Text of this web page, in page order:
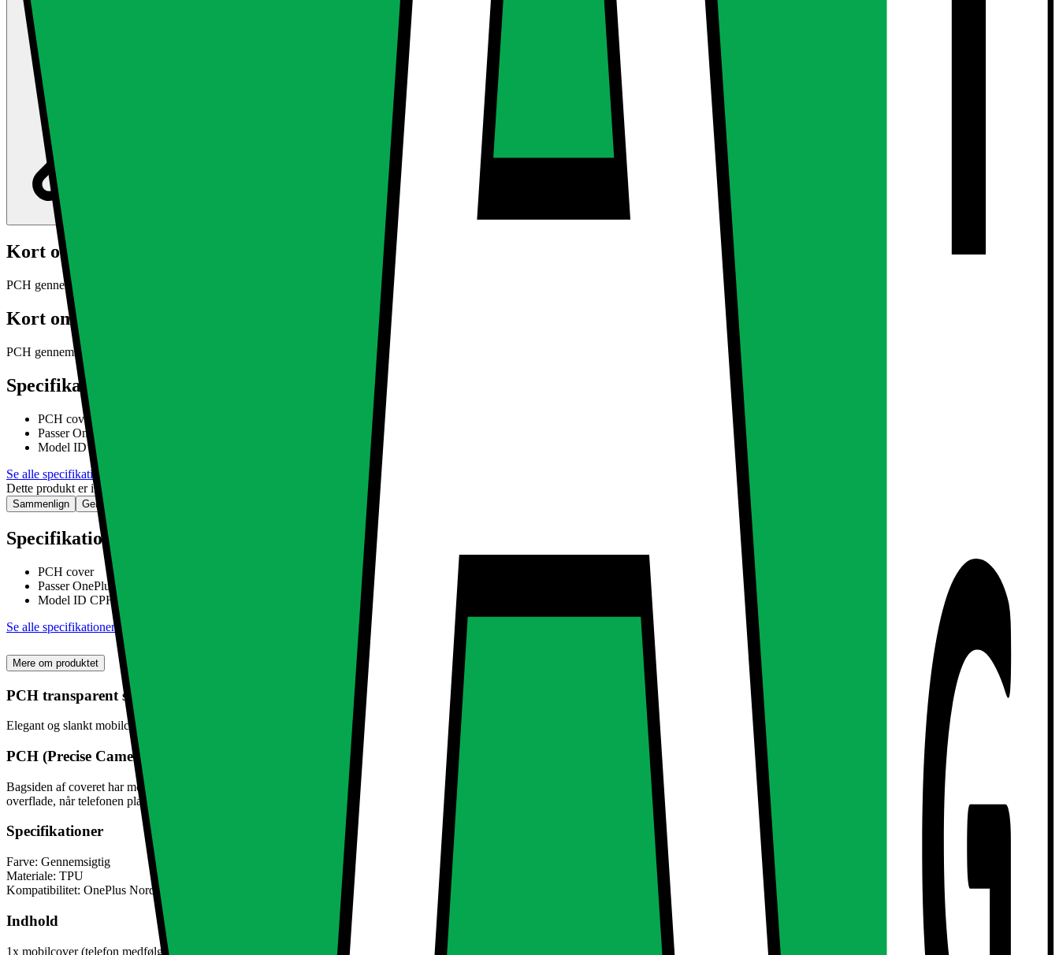
Kort om produktet
PCH gennemsigtig silikone cover OnePlus Nord CE5 Læs mere om produktet
Kort om produktet
PCH gennemsigtig silikone cover OnePlus Nord CE5 Læs mere om produktet
Specifikationer
PCH cover
Passer OnePlus Nord CE5
Model ID CPH2719
Se alle specifikationer
Dette produkt er ikke tilgængeligt
Sammenlign Gem
Specifikationer
PCH cover
Passer OnePlus Nord CE5
Model ID CPH2719
Se alle specifikationer
Mere om produktet
PCH transparent silikone etui til OnePlus Nord CE5
Elegant og slankt mobilcover, der passer perfekt i lommen. Den gennemsigtige finish komplementerer din mobiltelefon perfekt, samtidig med at den tilbyder førsteklasses beskyttelse mod daglig slitage.
PCH (Precise Camera Hole).
Bagsiden af coveret har modeltilpassede udskæringer til kameraet, hvilket giver optimal beskyttelse til kameraet. Coveret har også en hævet kant, som forhindrer skærmen i at komme i kontakt med en plan
overflade, når telefonen placeres med forsiden nedad.
Specifikationer
Farve: Gennemsigtig
Materiale: TPU
Kompatibilitet: OnePlus Nord CE5
Indhold
1x mobilcover (telefon medfølger ikke)